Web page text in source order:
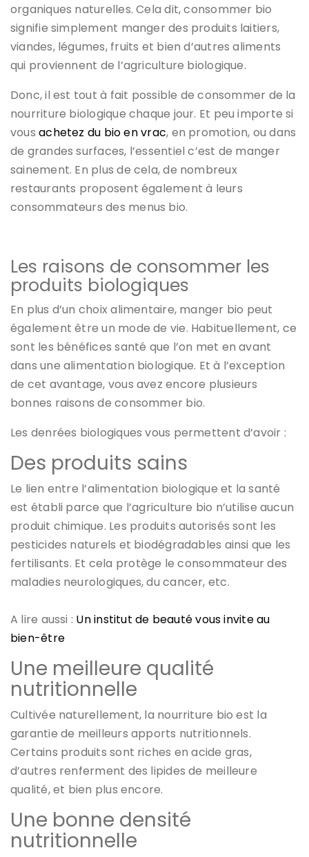
organiques naturelles. Cela dit, consommer bio
signifie simplement manger des produits laitiers,
viandes, légumes, fruits et bien d’autres aliments
qui proviennent de l’agriculture biologique.
Donc, il est tout à fait possible de consommer de la
nourriture biologique chaque jour. Et peu importe si
vousachetez du bio en vrac, en promotion, ou dans
de grandes surfaces, l’essentiel c’est de manger
sainement. En plus de cela, de nombreux
restaurants proposent également à leurs
consommateurs des menus bio.
Les raisons de consommer les
produits biologiques
En plus d’un choix alimentaire, manger bio peut
également être un mode de vie. Habituellement, ce
sont les bénéfices santé que l’on met en avant
dans une alimentation biologique. Et à l’exception
de cet avantage, vous avez encore plusieurs
bonnes raisons de consommer bio.
Les denrées biologiques vous permettent d’avoir :
Des produits sains
Le lien entre l’alimentation biologique et la santé
est établi parce que l’agriculture bio n’utilise aucun
produit chimique. Les produits autorisés sont les
pesticides naturels et biodégradables ainsi que les
fertilisants. Et cela protège le consommateur des
maladies neurologiques, du cancer, etc.
A lire aussi : Un institut de beauté vous invite au
bien-être
Une meilleure qualité
nutritionnelle
Cultivée naturellement, la nourriture bio est la
garantie de meilleurs apports nutritionnels.
Certains produits sont riches en acide gras,
d’autres renferment des lipides de meilleure
qualité, et bien plus encore.
Une bonne densité
nutritionnelle